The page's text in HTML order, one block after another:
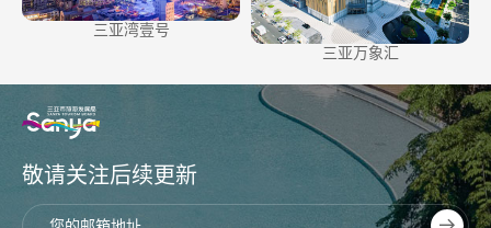
三亚湾壹号
三亚万象汇
敬请关注后续更新